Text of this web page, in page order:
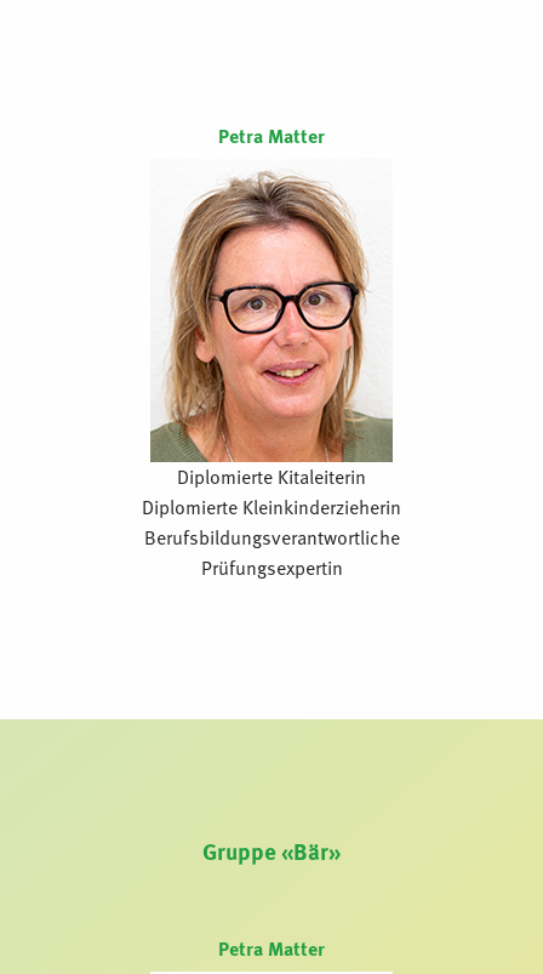
Petra Matter
Diplomierte Kitaleiterin
Diplomierte Kleinkinderzieherin
Berufsbildungsverantwortliche
Prüfungsexpertin
Gruppe «Bär»
Petra Matter